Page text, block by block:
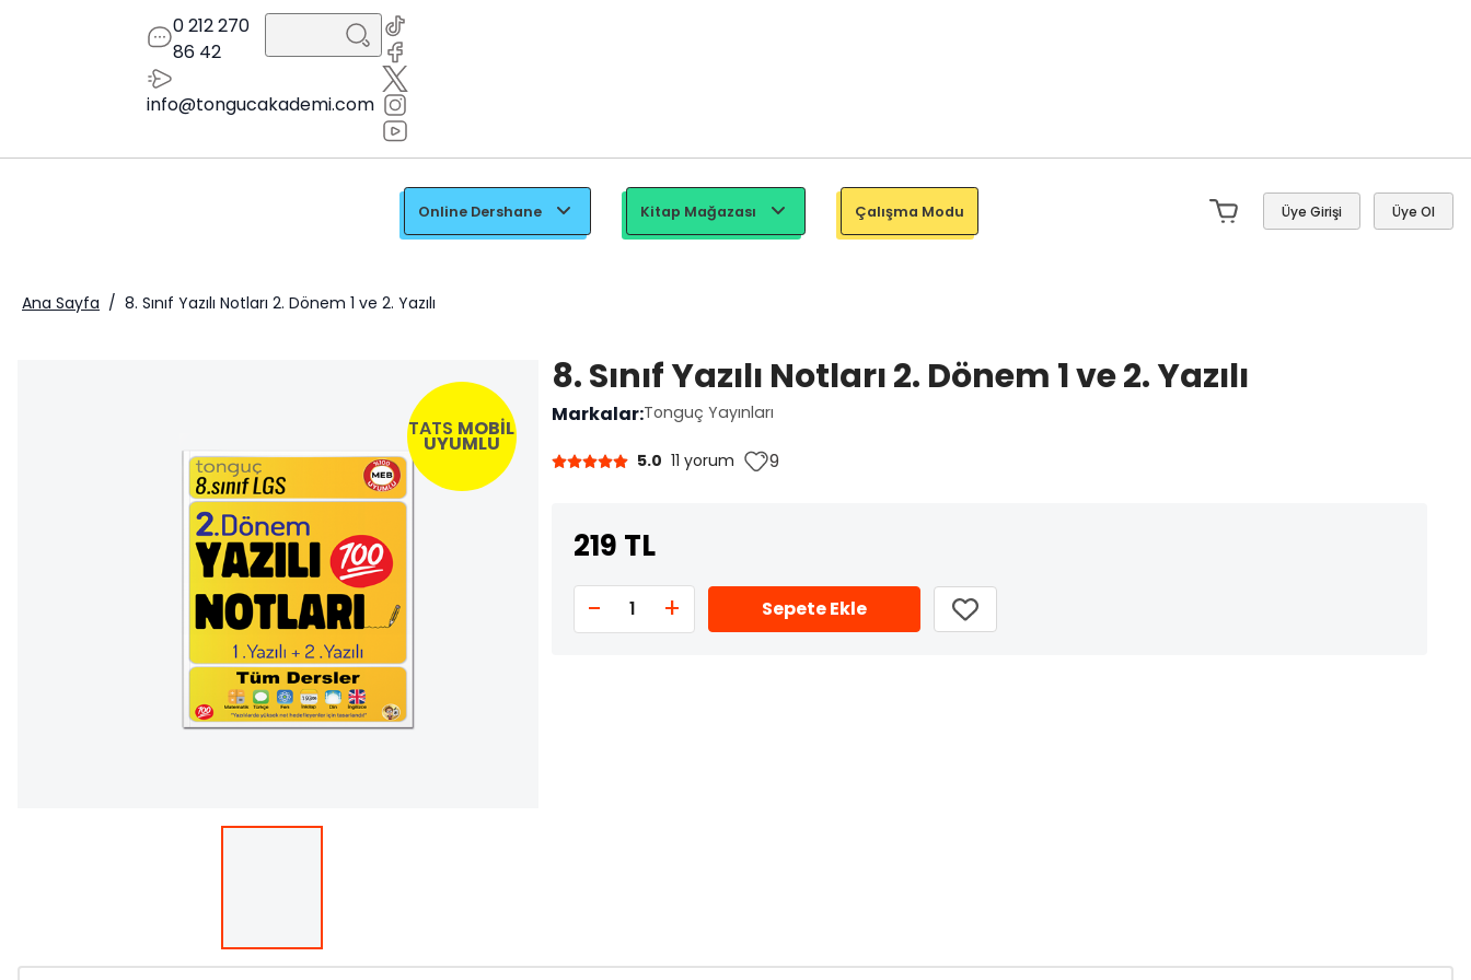
0 212 270
86 42
info@tongucakademi.com
Online Dershane Kitap Mağazası Çalışma Modu Üye Girişi Üye Ol
Ana Sayfa / 8. Sınıf Yazılı Notları 2. Dönem 1 ve 2. Yazılı
TATS MOBİL
UYUMLU
8. Sınıf Yazılı Notları 2. Dönem 1 ve 2. Yazılı
Markalar:Tonguç Yayınları
5.0 11 yorum 9
219 TL
- 1 + Sepete Ekle